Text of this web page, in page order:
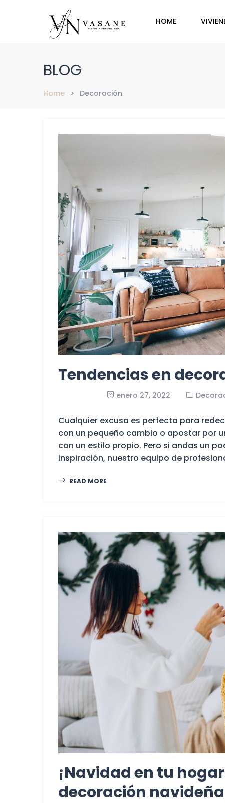
HOME
BLOG
Home Decoración
Tendencias en
enero 27, 2022
Cualquier excusa es perfecta para
con un pequeño cambio o apostar por
con un estilo propio. Pero si andas un
inspiración, nuestro equipo de
READ MORE
¡Navidad en tu
decoración navideña